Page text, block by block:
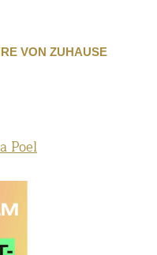
VON ZUHAUSE
Poel